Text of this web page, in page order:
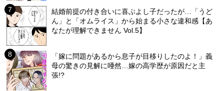
結婚前提の付き合いに喜ぶよし子だったが…「うど
ん」と「オムライス」から始まる小さな違和感【あ
なたが理解できません Vol.5】
「嫁に問題があるから息子が目移りしたのよ！」義
母の驚きの見解に唖然…嫁の高学歴が原因だと主
張!?